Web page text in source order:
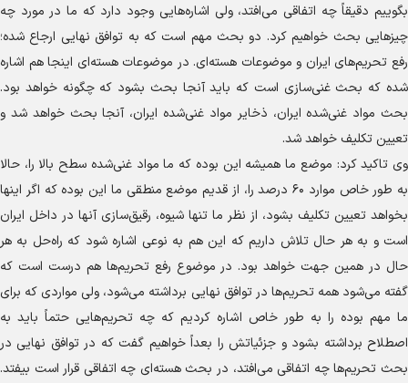
بگوییم دقیقاً چه اتفاقی می‌افتد، ولی اشاره‌هایی وجود دارد که ما در مورد چه
چیز‌هایی بحث خواهیم کرد. دو بحث مهم است که به توافق نهایی ارجاع شده؛
رفع تحریم‌های ایران و موضوعات هسته‌ای. در موضوعات هسته‌ای اینجا هم اشاره
شده که بحث غنی‌سازی است که باید آنجا بحث بشود که چگونه خواهد بود.
بحث مواد غنی‌شده ایران، ذخایر مواد غنی‌شده ایران، آنجا بحث خواهد شد و
تعیین تکلیف خواهد شد.
وی تاکید کرد: موضع ما همیشه این بوده که ما مواد غنی‌شده سطح بالا را، حالا
به طور خاص موارد ۶۰ درصد را، از قدیم موضع منطقی ما این بوده که اگر اینها
بخواهد تعیین تکلیف بشود، از نظر ما تنها شیوه، رقیق‌سازی آنها در داخل ایران
است و به هر حال تلاش داریم که این هم به نوعی اشاره شود که راه‌حل به هر
حال در همین جهت خواهد بود. در موضوع رفع تحریم‌ها هم درست است که
گفته می‌شود همه تحریم‌ها در توافق نهایی برداشته می‌شود، ولی مواردی که برای
ما مهم بوده را به طور خاص اشاره کردیم که چه تحریم‌هایی حتماً باید به
اصطلاح برداشته بشود و جزئیاتش را بعداً خواهیم گفت که در توافق نهایی در
بحث تحریم‌ها چه اتفاقی می‌افتد، در بحث هسته‌ای چه اتفاقی قرار است بیفتد.